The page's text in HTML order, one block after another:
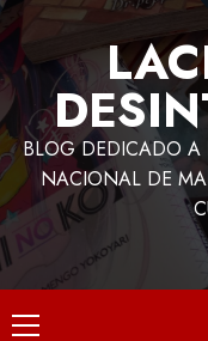
BLOG DEDICADO A
NACIONAL DE